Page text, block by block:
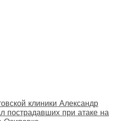
клиники Александр
пострадавших при атаке на